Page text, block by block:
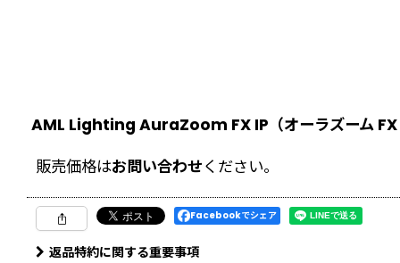
AML Lighting AuraZoom FX IP（オーラズーム FX
販売価格はお問い合わせください。
Facebookでシェア
返品特約に関する重要事項